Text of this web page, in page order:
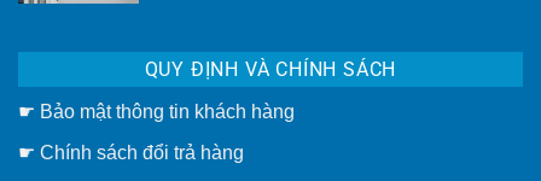
tín
–
Giá
rẻ]
Giàn
phơi
thông
gắn
hay
giàn
QUY ĐỊNH VÀ CHÍNH SÁCH
☛ Bảo mật thông tin khách hàng
☛ Chính sách đổi trả hàng